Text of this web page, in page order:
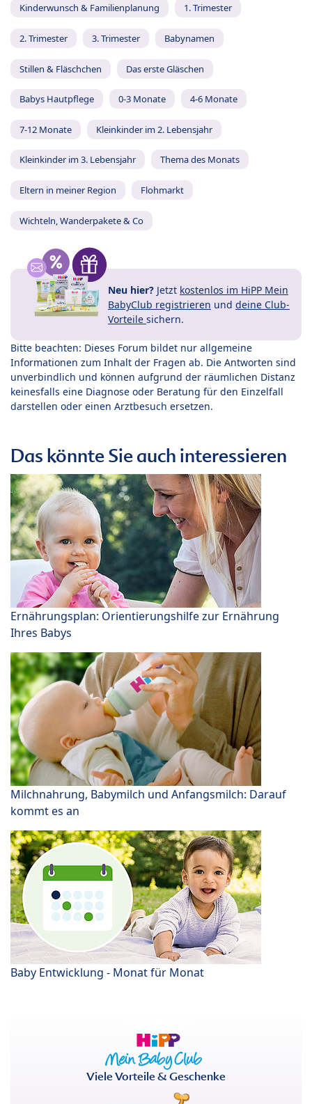
Kinderwunsch & Familienplanung 1. Trimester
2. Trimester 3. Trimester Babynamen
Stillen & Fläschchen Das erste Gläschen
Babys Hautpflege 0-3 Monate 4-6 Monate
7-12 Monate Kleinkinder im 2. Lebensjahr
Kleinkinder im 3. Lebensjahr Thema des Monats
Eltern in meiner Region Flohmarkt
Wichteln, Wanderpakete & Co
Neu hier? Jetzt kostenlos im HiPP Mein
BabyClub registrieren und deine Club-
Vorteile sichern.
Bitte beachten: Dieses Forum bildet nur allgemeine
Informationen zum Inhalt der Fragen ab. Die Antworten sind
unverbindlich und können aufgrund der räumlichen Distanz
keinesfalls eine Diagnose oder Beratung für den Einzelfall
darstellen oder einen Arztbesuch ersetzen.
Das könnte Sie auch interessieren
Ernährungsplan: Orientierungshilfe zur Ernährung
Ihres Babys
Milchnahrung, Babymilch und Anfangsmilch: Darauf
kommt es an
Baby Entwicklung - Monat für Monat
Viele Vorteile & Geschenke